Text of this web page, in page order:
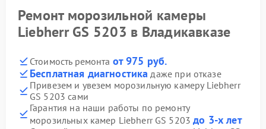
Ремонт морозильной камеры
Liebherr GS 5203 в Владикавказе
Стоимость ремонта от 975 руб.
Бесплатная диагностика даже при отказе
Привезем и увезем морозильную камеру Liebherr
GS 5203 сами
Гарантия на наши работы по ремонту
морозильных камер Liebherr GS 5203до 3-х лет